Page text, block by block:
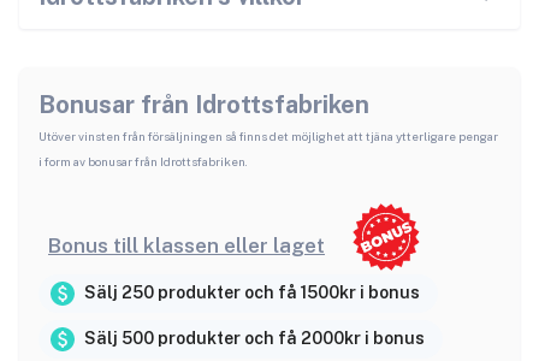
Bonusar från Idrottsfabriken
Utöver vinsten från försäljningen så finns det möjlighet att tjäna ytterligare pengar
i form av bonusar från Idrottsfabriken
Bonus till klassen eller laget
Sälj 250 produkter och få 1500kr i bonus
Sälj 500 produkter och få 2000kr i bonus